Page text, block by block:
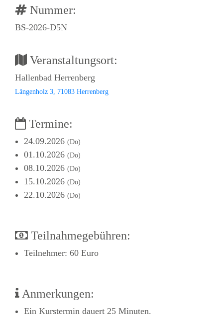
Nummer:
BS-2026-D5N
Veranstaltungsort:
Hallenbad Herrenberg
Längenholz 3, 71083 Herrenberg
Termine:
24.09.2026 (Do)
01.10.2026 (Do)
08.10.2026 (Do)
15.10.2026 (Do)
22.10.2026 (Do)
Teilnahmegebühren:
Teilnehmer: 60 Euro
Anmerkungen:
Ein Kurstermin dauert 25 Minuten.